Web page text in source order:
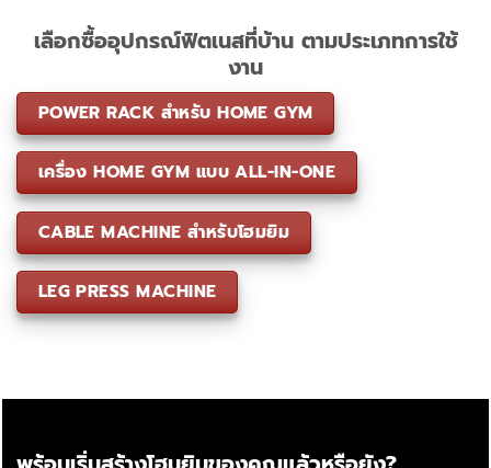
เลือกซื้ออุปกรณ์ฟิตเนสที่บ้าน ตามประเภทการใช้
งาน
POWER RACK สำหรับ HOME GYM
เครื่อง HOME GYM แบบ ALL-IN-ONE
CABLE MACHINE สำหรับโฮมยิม
LEG PRESS MACHINE